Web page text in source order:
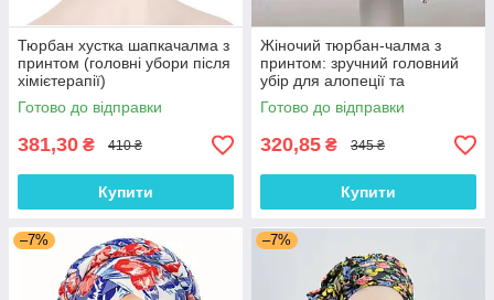
Тюрбан хустка шапкачалма з
принтом (головні убори після
хімієтерапії)
Готово до відправки
381,30 ₴ 410 ₴
Купити
Жіночий тюрбан-чалма з
принтом: зручний головний
убір для алопеції та
відновлення після
хімієтерапії
Готово до відправки
320,85 ₴ 345 ₴
Купити
–7% –7%